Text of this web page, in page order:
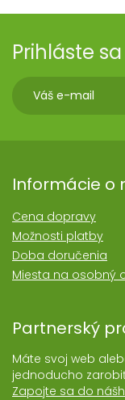
Prihláste
Informácie o
Cena dopravy
Možnosti platby
Doba doručenia
Miesta na osobný
Partnerský
Máte svoj web
jednoducho
Zapojte sa do